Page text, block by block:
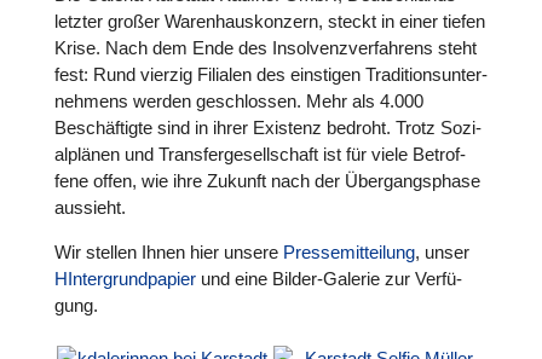
letzter großer Waren­haus­kon­zern, steckt in einer tiefen
Krise. Nach dem Ende des Insol­venz­ver­fah­rens steht
fest: Rund vierzig Filialen des eins­ti­gen Tra­di­ti­ons­un­ter­
neh­mens werden geschlos­sen. Mehr als 4.000
Beschäf­tigte sind in ihrer Existenz bedroht. Trotz Sozi­
al­plä­nen und Trans­fer­ge­sell­schaft ist für viele Betrof­
fene offen, wie ihre Zukunft nach der Über­gangs­phase
aussieht.
Wir stellen Ihnen hier unsere Pres­se­mit­tei­lung, unser
HIn­ter­grund­pa­pierund eine Bilder-Galerie zur Ver­fü­
gung.